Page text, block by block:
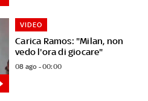
Carica Ramos: "Milan, non
vedo l'ora di giocare"
VIDEO
08 ago - 00:00